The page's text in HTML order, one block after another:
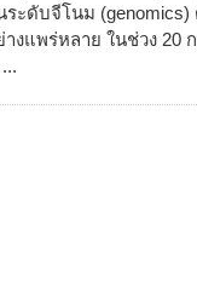
ะดับจีโนม (genomics)
แพร่หลาย ในช่วง 20